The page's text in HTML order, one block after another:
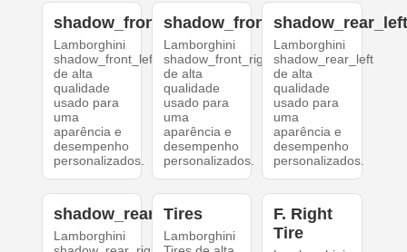
shadow_front_left
Lamborghini
shadow_front_left
de alta
qualidade
usado para
uma
aparência e
desempenho
personalizados.
shadow_front_right
Lamborghini
shadow_front_right
de alta
qualidade
usado para
uma
aparência e
desempenho
personalizados.
Lamborghini
shadow_rear_left
de alta
qualidade
usado para
uma
aparência e
desempenho
personalizados.
shadow_rear_right
Lamborghini
Tires
Lamborghini
F. Right
Tire